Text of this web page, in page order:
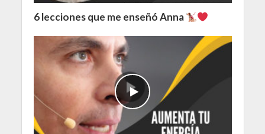
6 lecciones que me enseñó Anna